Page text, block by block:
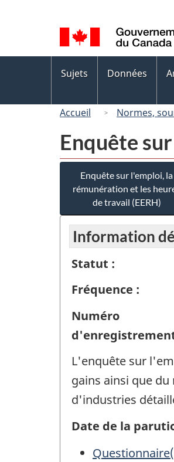
de
la
langue
des
Sujets Données
Accueil Normes,
Enquête
Enquête sur l'emploi, la
rémunération et les
de travail (EERH)
Information
Statut :
Fréquence :
Numéro
L'enquête sur
gains ainsi que
d'industries
Date de la